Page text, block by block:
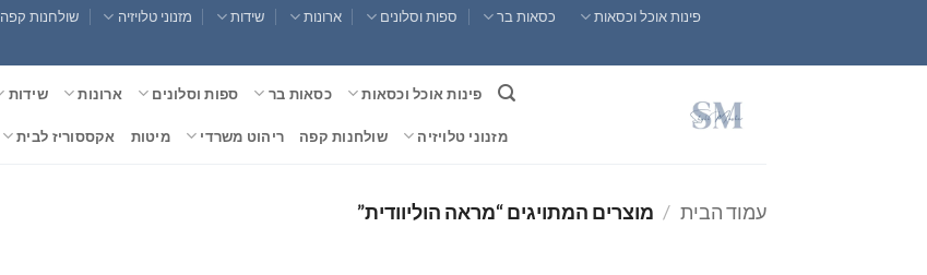
content
פינות אוכל וכסאות כסאות בר ספות וסלונים ארונות שידות מזנוני טלויזיה שולחנות קפה
פינות אוכל וכסאות כסאות בר ספות וסלונים ארונות שידות
מזנוני טלויזיה שולחנות קפה ריהוט משרדי מיטות אקססוריז לבית
עמוד הבית / מוצרים המתויגים “מראה הוליוודית”